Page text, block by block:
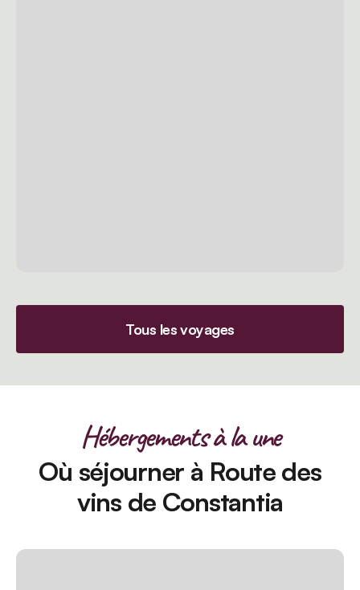
Tous les voyages
Hébergements à la une
Où séjourner à Route des
vins de Constantia